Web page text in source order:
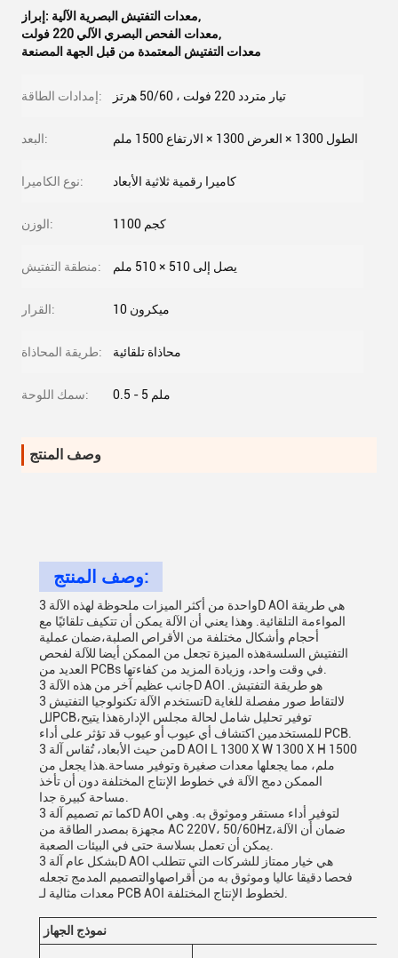
إبراز: معدات التفتيش البصرية الآلية,
معدات الفحص البصري الآلي 220 فولت,
معدات التفتيش المعتمدة من قبل الجهة المصنعة
إمدادات الطاقة: تيار متردد 220 فولت ، 50/60 هرتز
البعد: الطول 1300 × العرض 1300 × الارتفاع 1500 ملم
نوع الكاميرا: كاميرا رقمية ثلاثية الأبعاد
الوزن: 1100 كجم
منطقة التفتيش: يصل إلى 510 × 510 ملم
القرار: 10 ميكرون
طريقة المحاذاة: محاذاة تلقائية
سمك اللوحة: 0.5 - 5 ملم
وصف المنتج
وصف المنتج:
واحدة من أكثر الميزات ملحوظة لهذه الآلة 3D AOI هي طريقة
المواءمة التلقائية. وهذا يعني أن الآلة يمكن أن تتكيف تلقائيًا مع
أحجام وأشكال مختلفة من الأقراص الصلبة،ضمان عملية
التفتيش السلسةهذه الميزة تجعل من الممكن أيضا للآلة لفحص
جانب عظيم آخر من هذه الآلة 3D AOI هو طريقة التفتيش.
تستخدم الآلة تكنولوجيا التفتيش 3D لالتقاط صور مفصلة للغاية
للPCB،توفير تحليل شامل لحالة مجلس الإدارةهذا يتيح
للمستخدمين اكتشاف أي عيوب أو عيوب قد تؤثر على أداء PCB.
من حيث الأبعاد، تُقاس آلة 3D AOI L 1300 X W 1300 X H 1500
ملم، مما يجعلها معدات صغيرة وتوفير مساحة.هذا يجعل من
الممكن دمج الآلة في خطوط الإنتاج المختلفة دون أن تأخذ
كما تم تصميم آلة 3D AOI لتوفير أداء مستقر وموثوق به. وهي
مجهزة بمصدر الطاقة من AC 220V، 50/60Hz،ضمان أن الآلة
بشكل عام آلة 3D AOI هي خيار ممتاز للشركات التي تتطلب
فحصا دقيقا عاليا وموثوق به من أقراصهاوالتصميم المدمج تجعله
نموذج الجهاز